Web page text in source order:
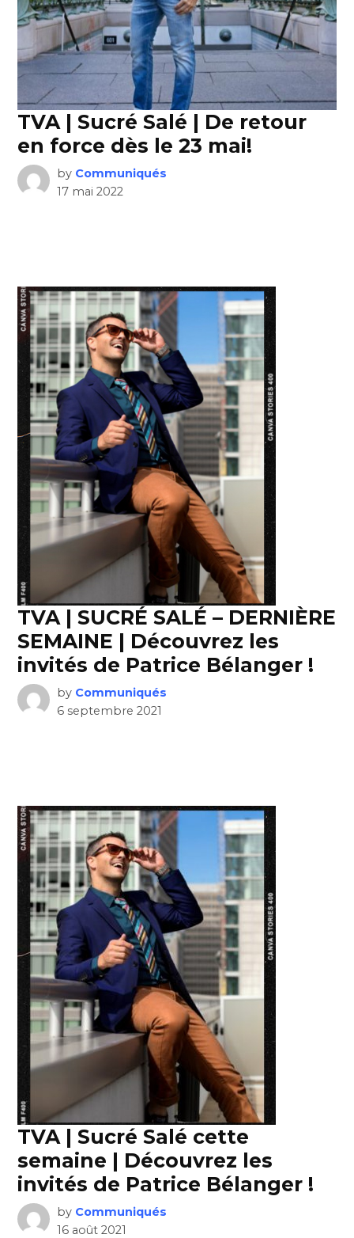
TVA | Sucré Salé | De retour
en force dès le 23 mai!
by Communiqués
17 mai 2022
TVA | SUCRÉ SALÉ – DERNIÈRE
SEMAINE | Découvrez les
invités de Patrice Bélanger !
by Communiqués
6 septembre 2021
TVA | Sucré Salé cette
semaine | Découvrez les
invités de Patrice Bélanger !
by Communiqués
16 août 2021